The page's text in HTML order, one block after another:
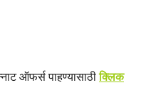
ऑफर्स पाहण्यासाठीक्लिक